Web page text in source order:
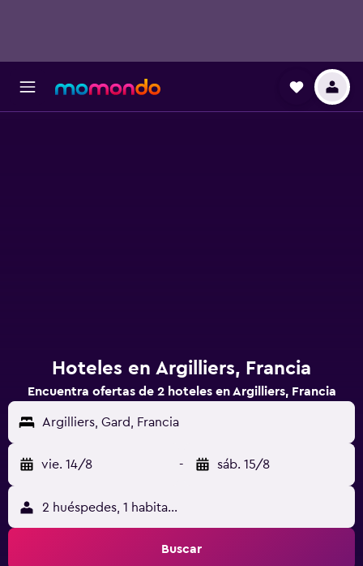
Hoteles en Argilliers, Francia
Encuentra ofertas de 2 hoteles en Argilliers, Francia
Argilliers, Gard, Francia
vie. 14/8 - sáb. 15/8
2 huéspedes, 1 habitación
Buscar